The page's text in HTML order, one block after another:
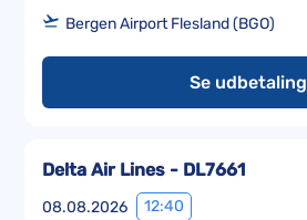
Bergen Airport Flesland (BGO)
Se udbetaling
08.08.2026 12:40
Delta Air Lines - DL7661